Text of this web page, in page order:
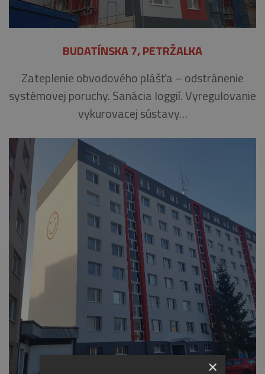
BUDATÍNSKA 7, PETRŽALKA
Zateplenie obvodového plášťa – odstránenie
systémovej poruchy. Sanácia loggií. Vyregulovanie
vykurovacej sústavy…
×